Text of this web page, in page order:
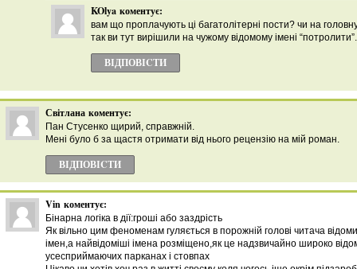
KOlya коментує:
вам що проплачують ці багатолітерні пости? чи на
так ви тут вирішили на чужому відомому імені “потролити”.
ВІДПОВІCТИ
Світлана коментує:
Пан Стусенко щирий, справжній.
Мені було б за щастя отримати від нього рецензію на мій роман.
ВІДПОВІCТИ
Vin коментує:
Бінарна логіка в дії:гроші або заздрість
Як вільно цим феноменам гуляється в порожній голові читача
імен,а найвідоміші імена розміщено,як це надзвичайно широко
усесприймаючих парканах і стовпах